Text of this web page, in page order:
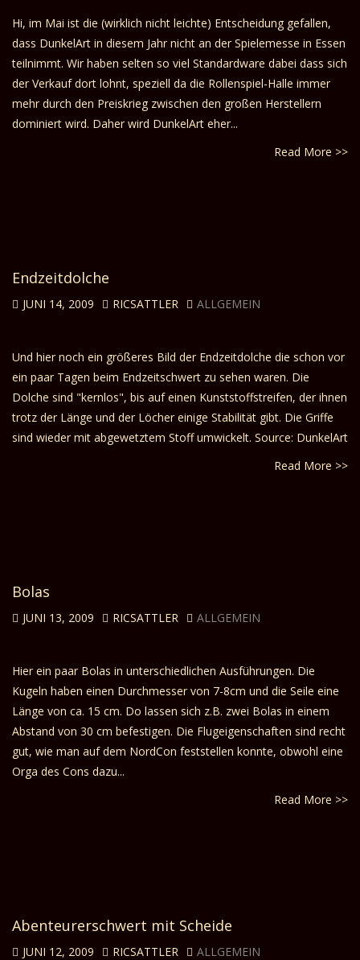
Hi, im Mai ist die (wirklich nicht leichte) Entscheidung gefallen,
dass DunkelArt in diesem Jahr nicht an der Spielemesse in Essen
teilnimmt. Wir haben selten so viel Standardware dabei dass sich
der Verkauf dort lohnt, speziell da die Rollenspiel-Halle immer
mehr durch den Preiskrieg zwischen den großen Herstellern
dominiert wird. Daher wird DunkelArt eher...
Read More >>
Endzeitdolche
JUNI 14, 2009 RICSATTLER ALLGEMEIN
Und hier noch ein größeres Bild der Endzeitdolche die schon vor
ein paar Tagen beim Endzeitschwert zu sehen waren. Die
Dolche sind "kernlos", bis auf einen Kunststoffstreifen, der ihnen
trotz der Länge und der Löcher einige Stabilität gibt. Die Griffe
sind wieder mit abgewetztem Stoff umwickelt. Source: DunkelArt
Read More >>
Bolas
JUNI 13, 2009 RICSATTLER ALLGEMEIN
Hier ein paar Bolas in unterschiedlichen Ausführungen. Die
Kugeln haben einen Durchmesser von 7-8cm und die Seile eine
Länge von ca. 15 cm. Do lassen sich z.B. zwei Bolas in einem
Abstand von 30 cm befestigen. Die Flugeigenschaften sind recht
gut, wie man auf dem NordCon feststellen konnte, obwohl eine
Orga des Cons dazu...
Read More >>
Abenteurerschwert mit Scheide
JUNI 12, 2009 RICSATTLER ALLGEMEIN